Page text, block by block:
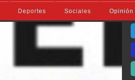
Deportes Sociales Opinión